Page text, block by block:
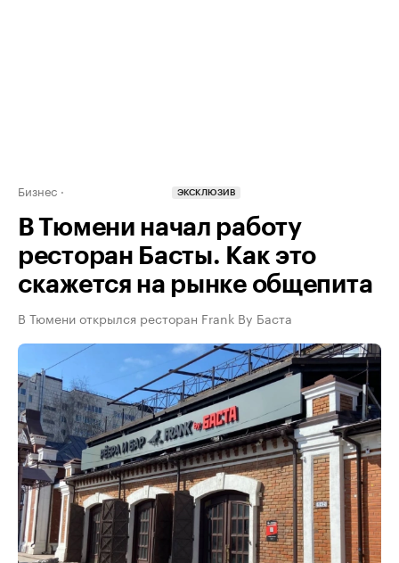
Бизнес ЭКСКЛЮЗИВ
В Тюмени начал работу
ресторан Басты. Как это
скажется на рынке общепита
В Тюмени открылся ресторан Frank By Баста